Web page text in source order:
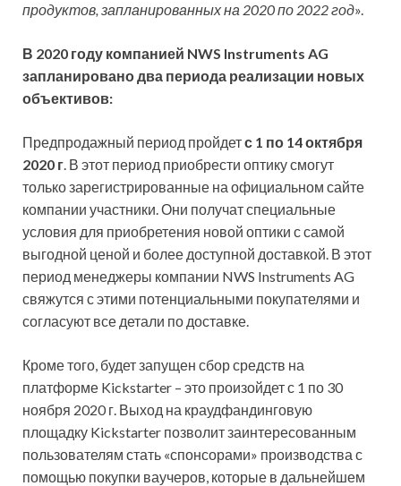
продуктов, запланированных на 2020 по 2022 год».
В 2020 году компанией NWS Instruments AG
запланировано два периода реализации новых
объективов:
Предпродажный период пройдетс 1 по 14 октября
2020 г. В этот период приобрести оптику смогут
только зарегистрированные на официальном сайте
компании участники. Они получат специальные
условия для приобретения новой оптики с самой
выгодной ценой и более доступной доставкой. В этот
период менеджеры компании NWS Instruments AG
свяжутся с этими потенциальными покупателями и
согласуют все детали по доставке.
Кроме того, будет запущен сбор средств на
платформе Kickstarter – это произойдет с 1 по 30
ноября 2020 г. Выход на краудфандинговую
площадку Kickstarter позволит заинтересованным
пользователям стать «спонсорами» производства с
помощью покупки ваучеров, которые в дальнейшем